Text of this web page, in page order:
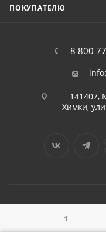
ПОКУПАТЕЛЮ
8 800
141407,
Химки,
2016 -